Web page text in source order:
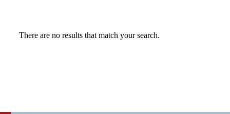
There are no results that match your search.